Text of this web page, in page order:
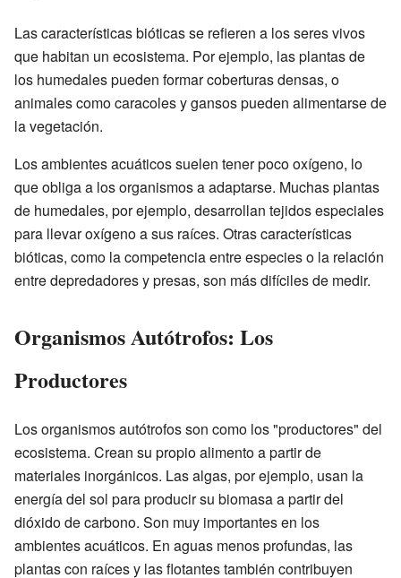
Las características bióticas se refieren a los seres vivos
que habitan un ecosistema. Por ejemplo, las plantas de
los humedales pueden formar coberturas densas, o
animales como caracoles y gansos pueden alimentarse de
la vegetación.
Los ambientes acuáticos suelen tener poco oxígeno, lo
que obliga a los organismos a adaptarse. Muchas plantas
de humedales, por ejemplo, desarrollan tejidos especiales
para llevar oxígeno a sus raíces. Otras características
bióticas, como la competencia entre especies o la relación
entre depredadores y presas, son más difíciles de medir.
Organismos Autótrofos: Los
Productores
Los organismos autótrofos son como los "productores" del
ecosistema. Crean su propio alimento a partir de
materiales inorgánicos. Las algas, por ejemplo, usan la
energía del sol para producir su biomasa a partir del
dióxido de carbono. Son muy importantes en los
ambientes acuáticos. En aguas menos profundas, las
plantas con raíces y las flotantes también contribuyen